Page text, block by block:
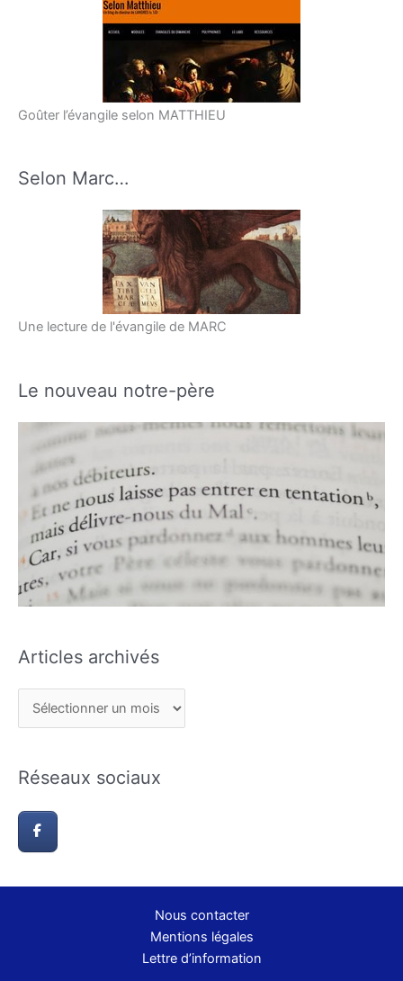
Goûter l’évangile selon MATTHIEU
Selon Marc…
Une lecture de l'évangile de MARC
Le nouveau notre-père
Articles archivés
Réseaux sociaux
Nous contacter
Mentions légales
Lettre d’information